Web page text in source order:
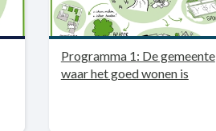
Programma 1: De gemeente
waar het goed wonen is